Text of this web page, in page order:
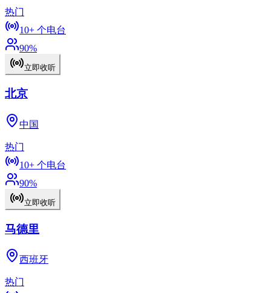
热门
10+ 个电台
90%
立即收听
北京
中国
热门
10+ 个电台
90%
立即收听
马德里
西班牙
热门